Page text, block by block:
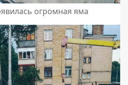
огромная яма